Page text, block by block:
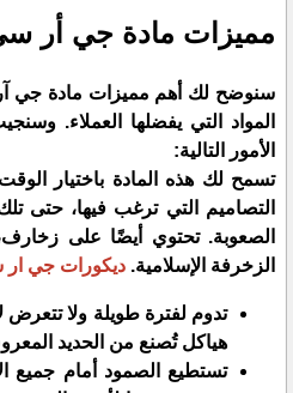
مميزات مادة جي أر
سنوضح لك أهم مميزات مادة جي
المواد التي يفضلها العملاء.
الأمور التالية:
تسمح لك هذه المادة باختيار
التصاميم التي ترغب فيها، حتى
الصعوبة. تحتوي أيضًا على
الزخرفة الإسلامية. ديكورات جي
تدوم لفترة طويلة ولا تتعرض
هياكل تُصنع من الحديد
تستطيع الصمود أمام جميع